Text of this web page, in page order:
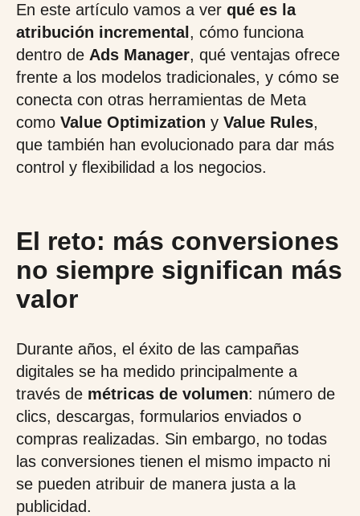
En este artículo vamos a ver qué es la
atribución incremental , cómo funciona
dentro de Ads Manager, qué ventajas ofrece
frente a los modelos tradicionales, y cómo se
conecta con otras herramientas de Meta
como Value Optimization y Value Rules,
que también han evolucionado para dar más
control y flexibilidad a los negocios.
El reto: más conversiones
no siempre significan más
valor
Durante años, el éxito de las campañas
digitales se ha medido principalmente a
través de métricas de volumen: número de
clics, descargas, formularios enviados o
compras realizadas. Sin embargo, no todas
las conversiones tienen el mismo impacto ni
se pueden atribuir de manera justa a la
publicidad.